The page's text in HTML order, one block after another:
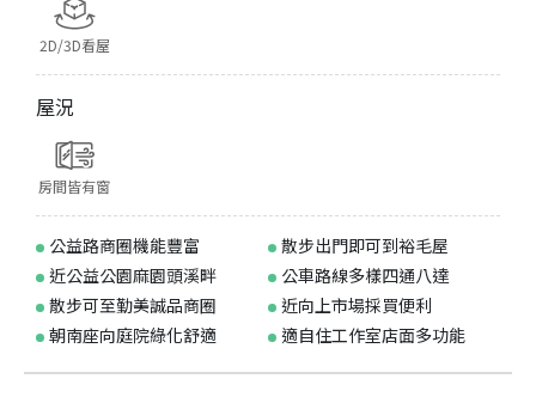
2D/3D看屋
屋況
房間皆有窗
公益路商圈機能豐富
散步出門即可到裕毛屋
近公益公園麻園頭溪畔
公車路線多樣四通八達
散步可至勤美誠品商圈
近向上市場採買便利
朝南座向庭院綠化舒適
適自住工作室店面多功能